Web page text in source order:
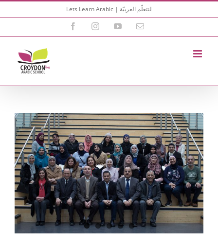
Skip
to
Lets Learn Arabic | لنتعلّم العربيّة
FacebookInstagramYouTubeEmail
View
Larger
Image